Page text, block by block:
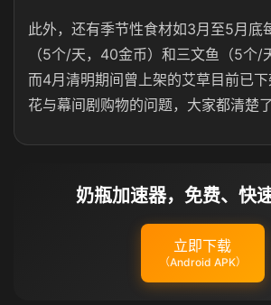
此外，还有季节性食材如3月至5月底
（5个/天，40金币）和三文鱼（5个/
而4月清明期间曾上架的艾草目前已
花与幕间剧购物的问题，大家都清楚了
奶瓶加速器，免费、快
立即下载
（Android APK）